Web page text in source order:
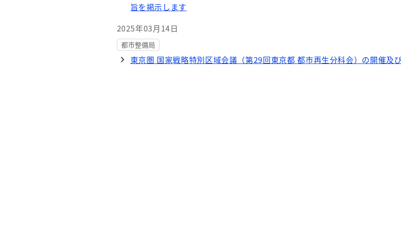
旨を掲示します
2025年03月14日
都市整備局
東京圏 国家戦略特別区域会議（第29回東京都 都市再生分科会）の開催及